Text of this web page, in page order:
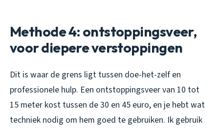
Methode 4: ontstoppingsveer,
voor diepere verstoppingen
Dit is waar de grens ligt tussen doe-het-zelf en
professionele hulp. Een ontstoppingsveer van 10 tot
15 meter kost tussen de 30 en 45 euro, en je hebt wat
techniek nodig om hem goed te gebruiken. Ik gebruik